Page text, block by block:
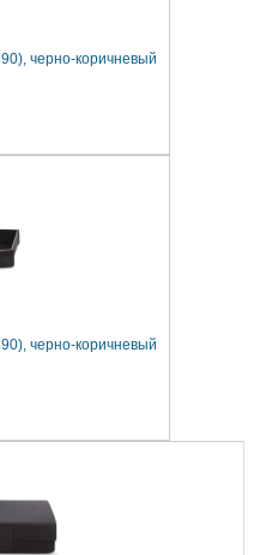
черно-коричневый
черно-коричневый